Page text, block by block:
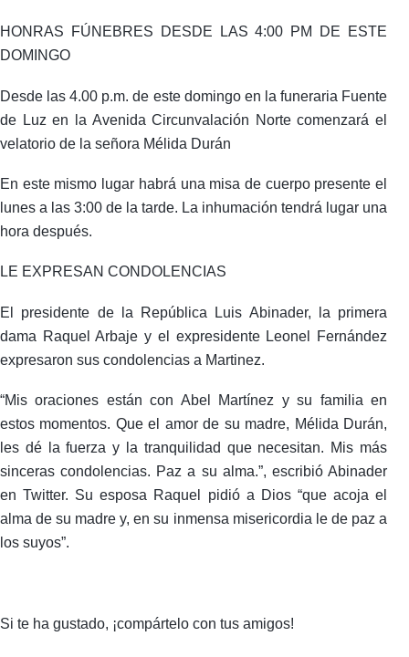
HONRAS FÚNEBRES DESDE LAS 4:00 PM DE ESTE
DOMINGO
Desde las 4.00 p.m. de este domingo en la funeraria Fuente
de Luz en la Avenida Circunvalación Norte comenzará el
velatorio de la señora Mélida Durán
En este mismo lugar habrá una misa de cuerpo presente el
lunes a las 3:00 de la tarde. La inhumación tendrá lugar una
hora después.
LE EXPRESAN CONDOLENCIAS
El presidente de la República Luis Abinader, la primera
dama Raquel Arbaje y el expresidente Leonel Fernández
expresaron sus condolencias a Martinez.
“Mis oraciones están con Abel Martínez y su familia en
estos momentos. Que el amor de su madre, Mélida Durán,
les dé la fuerza y la tranquilidad que necesitan. Mis más
sinceras condolencias. Paz a su alma.”, escribió Abinader
en Twitter. Su esposa Raquel pidió a Dios “que acoja el
alma de su madre y, en su inmensa misericordia le de paz a
los suyos”.
Si te ha gustado, ¡compártelo con tus amigos!